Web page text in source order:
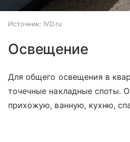
Источник: IVD.ru
Освещение
Для общего освещения в
точечные накладные споты.
прихожую, ванную, кухню,